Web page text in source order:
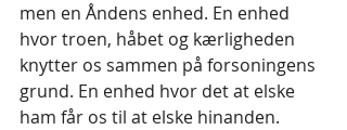
men en Åndens enhed. En enhed
hvor troen, håbet og kærligheden
knytter os sammen på forsoningens
grund. En enhed hvor det at elske
ham får os til at elske hinanden.